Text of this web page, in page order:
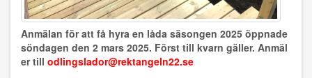
Anmälan för att få hyra en låda säsongen 2025 öppnade
söndagen den 2 mars 2025. Först till kvarn gäller. Anmäl
er till odlingslador@rektangeln22.se